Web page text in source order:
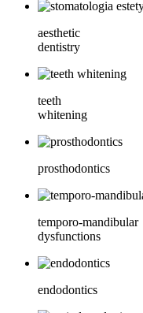
aesthetic
dentistry
teeth
whitening
prosthodontics
temporo-mandibular
dysfunctions
endodontics